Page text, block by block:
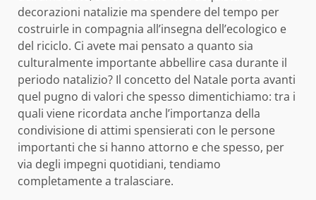
decorazioni natalizie ma spendere del tempo per
costruirle in compagnia all’insegna dell’ecologico e
del riciclo. Ci avete mai pensato a quanto sia
culturalmente importante abbellire casa durante il
periodo natalizio? Il concetto del Natale porta avanti
quel pugno di valori che spesso dimentichiamo: tra i
quali viene ricordata anche l’importanza della
condivisione di attimi spensierati con le persone
importanti che si hanno attorno e che spesso, per
via degli impegni quotidiani, tendiamo
completamente a tralasciare.